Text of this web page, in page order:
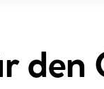
den